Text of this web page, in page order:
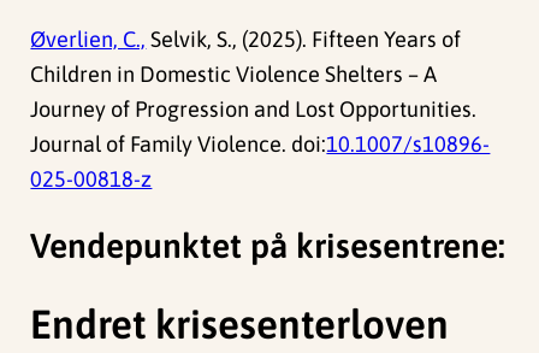
Øverlien, C., Selvik, S., (2025). Fifteen Years of
Children in Domestic Violence Shelters – A
Journey of Progression and Lost Opportunities.
Journal of Family Violence. doi:10.1007/s10896-
025-00818-z
Vendepunktet på krisesentrene:
Endret krisesenterloven